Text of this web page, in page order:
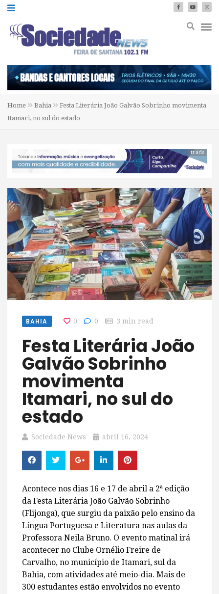
Home Bahia
Festa Literária João Galvão Sobrinho movimenta
Itamari, no sul do estado
tt ads
BAHIA 0 0 3 min read
Festa Literária João
Galvão Sobrinho
movimenta
Itamari, no sul do
estado
Sociedade News abril 16, 2024
Acontece nos dias 16 e 17 de abril a 2ª edição
da Festa Literária João Galvão Sobrinho
(Flijonga), que surgiu da paixão pelo ensino da
Língua Portuguesa e Literatura nas aulas da
Professora Neila Bruno. O evento matinal irá
acontecer no Clube Ornélio Freire de
Carvalho, no município de Itamari, sul da
Bahia, com atividades até meio-dia. Mais de
300 estudantes estão envolvidos no evento